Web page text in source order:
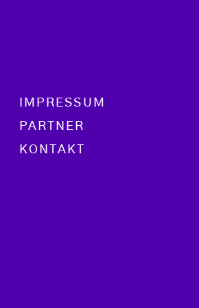
Footer menu
IMPRESSUM
PARTNER
KONTAKT